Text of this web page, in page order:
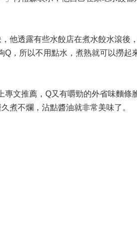
他透露有些水餃店在煮水餃水滾後
，所以不用點水，煮熟就可以撈起
文推薦，Q又有嚼勁的外省味麵條
煮不爛，沾點醬油就非常美味了。